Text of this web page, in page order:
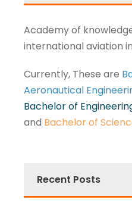
Academy of
international aviation
Currently, These are
Aeronautical
Bachelor of
and Bachelor of
Recent Posts